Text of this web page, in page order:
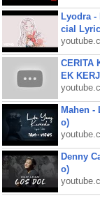
Lyodra -
cial
CERITA
EK
Mahen
o)
Denny
o)